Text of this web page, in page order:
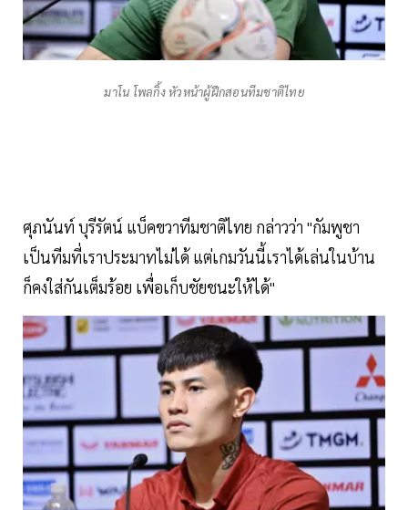
มาโน โพลกิ้ง หัวหน้าผู้ฝึกสอนทีมชาติไทย
ศุภนันท์ บุรีรัตน์ แบ็คขวาทีมชาติไทย กล่าวว่า "กัมพูชา
เป็นทีมที่เราประมาทไม่ได้ แต่เกมวันนี้เราได้เล่นในบ้าน
ก็คงใส่กันเต็มร้อย เพื่อเก็บชัยชนะให้ได้"